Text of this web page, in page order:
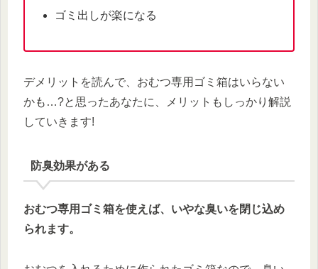
ゴミ出しが楽になる
デメリットを読んで、おむつ専用ゴミ箱はいらない
かも…?と思ったあなたに、メリットもしっかり解説
していきます!
防臭効果がある
おむつ専用ゴミ箱を使えば、いやな臭いを閉じ込め
られます。